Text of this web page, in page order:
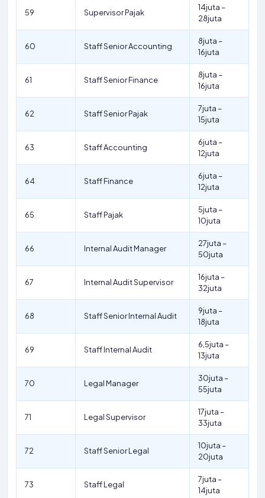
59 Supervisor Pajak
14juta –
28juta
60 Staff Senior Accounting
8juta –
16juta
61 Staff Senior Finance
8juta –
16juta
62 Staff Senior Pajak
7juta –
15juta
63 Staff Accounting
6juta –
12juta
64 Staff Finance
6juta –
12juta
65 Staff Pajak
5juta –
10juta
66 Internal Audit Manager
27juta –
50juta
67 Internal Audit Supervisor
16juta –
32juta
68 Staff Senior Internal Audit
9juta –
18juta
69 Staff Internal Audit
6,5juta –
13juta
70 Legal Manager
30juta –
55juta
71 Legal Supervisor
17juta –
33juta
72 Staff Senior Legal
10juta –
20juta
73 Staff Legal
7juta –
14juta